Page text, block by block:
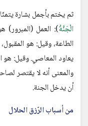
ثم يختم بأجمل بشارة
الْجَنَّةُ): العمل (المبرور)
الطاعة، وقيل: هو
يعاود المعاصي. وقيل: هو
والمعنى أنه لا يقتصر
أن يدخل الجنة.
من أسباب الرّزق الحلال